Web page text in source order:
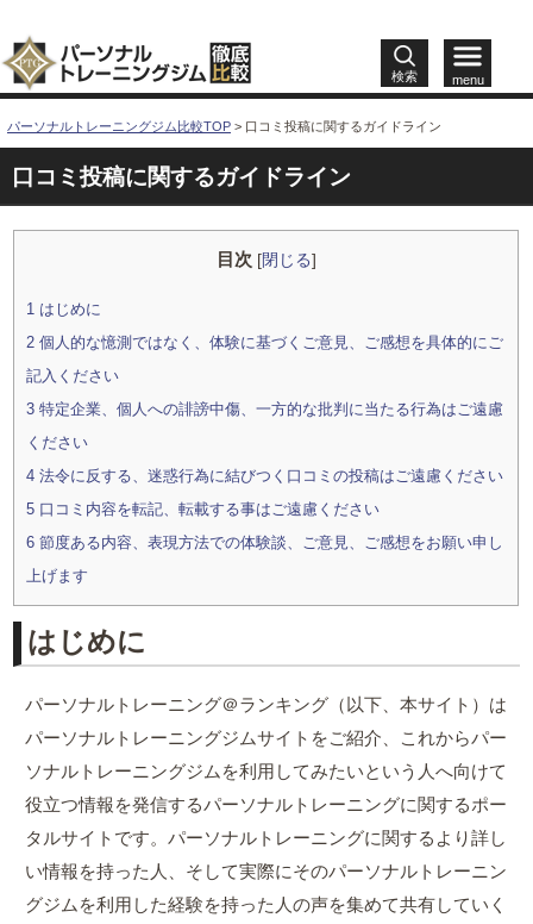
検索 menu
パーソナルトレーニングジム比較TOP > 口コミ投稿に関するガイドライン
口コミ投稿に関するガイドライン
目次 [閉じる]
1 はじめに
2 個人的な憶測ではなく、体験に基づくご意見、ご感想を具体的にご
記入ください
3 特定企業、個人への誹謗中傷、一方的な批判に当たる行為はご遠慮
ください
4 法令に反する、迷惑行為に結びつく口コミの投稿はご遠慮ください
5 口コミ内容を転記、転載する事はご遠慮ください
6 節度ある内容、表現方法での体験談、ご意見、ご感想をお願い申し
上げます
はじめに
パーソナルトレーニング＠ランキング（以下、本サイト）は
パーソナルトレーニングジムサイトをご紹介、これからパー
ソナルトレーニングジムを利用してみたいという人へ向けて
役立つ情報を発信するパーソナルトレーニングに関するポー
タルサイトです。パーソナルトレーニングに関するより詳し
い情報を持った人、そして実際にそのパーソナルトレーニン
グジムを利用した経験を持った人の声を集めて共有していく